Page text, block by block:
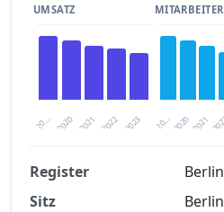
UMSATZ
20… 2021 2023
2020 2022
MITARBEITER
20… 2021
2020
Finanzkennzahlen
Register
Sitz
Berlin